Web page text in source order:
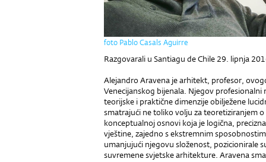
foto Pablo Casals Aguirre
Razgovarali u Santiagu de Chile 29. lipnja
Alejandro Aravena je arhitekt, profesor,
Venecijanskog bijenala. Njegov
teorijske i praktične dimenzije obilježene
smatrajući ne toliko volju za teoretiziranjem
konceptualnoj osnovi koja je logična,
vještine, zajedno s ekstremnim
umanjujući njegovu složenost, pozicionirale
suvremene svjetske arhitekture. Aravena